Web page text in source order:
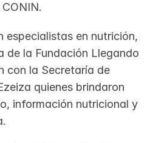
especialistas en nutrición,
de la Fundación Llegando
con la Secretaría de
quienes brindaron
información nutricional y